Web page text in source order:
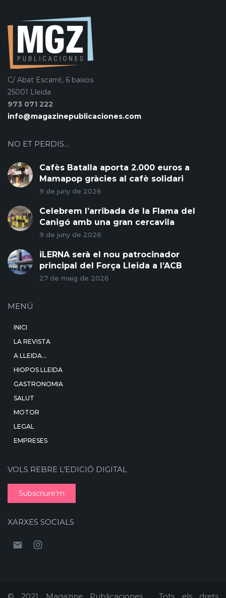
C/ Abat Escarré, 6 baixos
25001 Lleida
973 071 222
info@magazinepublicaciones.com
NO ET PERDIS…
Cafès Batalla aporta 2.000 euros a
Mamapop gràcies al cafè solidari
9 de juny de 2026
Celebrem l’arribada de la Flama del
Canigó amb una gran cercavila
9 de juny de 2026
iLERNA serà el nou patrocinador
principal del Força Lleida a l’ACB
27 de maig de 2026
MENÚ
INICI
LA REVISTA
A LLEIDA…
HIOPOS LLEIDA
GASTRONOMIA
SALUT
MOTOR
LEGAL
EMPRESES
VOLS REBRE L’EDICIÓ DIGITAL
Subscriure'm
XARXES SOCIALS